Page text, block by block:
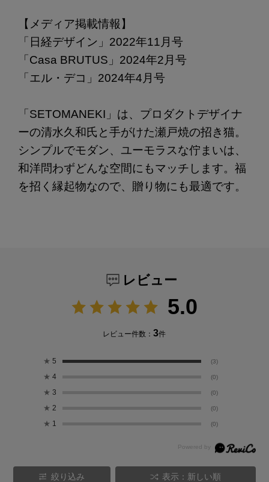
【メディア掲載情報】
「日経デザイン」2022年11月号
「Casa BRUTUS」2024年2月号
「エル・デコ」2024年4月号
「SETOMANEKI」は、プロダクトデザイナ
ーの清水久和氏と手がけた瀬戸焼の招き猫。
シンプルでモダン、ユーモラスな佇まいは、
和洋問わずどんな空間にもマッチします。福
を招く縁起物なので、贈り物にも最適です。
レビュー
5.0
レビュー件数：3件
★ 5 (3)
★ 4 (0)
★ 3 (0)
★ 2 (0)
★ 1 (0)
絞り込み 表示：新しい順